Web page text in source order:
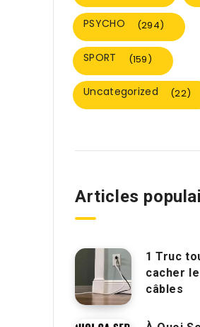
PSYCHO (294)
SPORT (159)
Uncategorized (22)
Articles
1 Truc
cacher
câbles